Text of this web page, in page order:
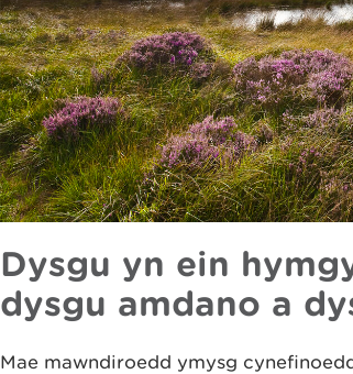
Dysgu yn ein
dysgu amdano a
Mae mawndiroedd ymysg